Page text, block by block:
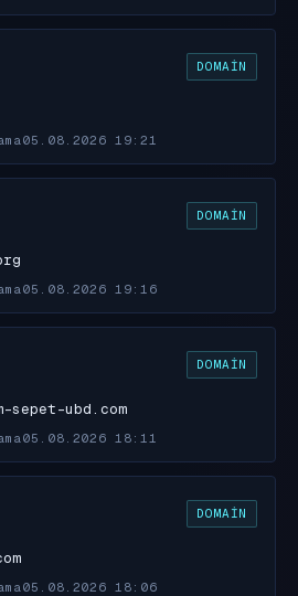
DOMAIN
05.08.2026 19:21
DOMAIN
05.08.2026 19:16
DOMAIN
ubd.com
05.08.2026 18:11
DOMAIN
05.08.2026 18:06